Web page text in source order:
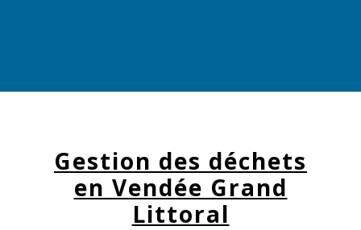
Gestion des déchets
en Vendée Grand
Littoral